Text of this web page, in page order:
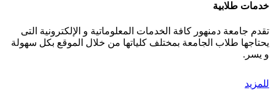
خدمات طلابية
تقدم جامعة دمنهور كافة الخدمات المعلوماتية و الإلكترونية التى
يحتاجها طلاب الجامعة بمختلف كلياتها من خلال الموقع بكل سهولة
و يسر.
للمزيد